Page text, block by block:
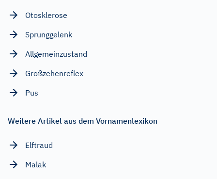
Otosklerose
Sprunggelenk
Allgemeinzustand
Großzehenreflex
Pus
Weitere Artikel aus dem Vornamenlexikon
Elftraud
Malak